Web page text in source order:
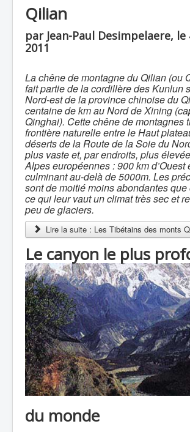
Qilian
par Jean-Paul Desimpelaere, le
2011
La chêne de montagne du Qilian (ou
fait partie de la cordillère des Kunlun
Nord-est de la province chinoise du
centaine de km au Nord de Xining
Qinghai). Cette chêne de montagnes
frontière naturelle entre le Haut
déserts de la Route de la Soie du
plus vaste et, par endroits, plus
Alpes européennes : 900 km d’Ouest
culminant au-delà de 5000m. Les
sont de moitié moins abondantes que
ce qui leur vaut un climat très sec et
peu de glaciers.
Lire la suite : Les Tibétains des monts
Le canyon le plus
du monde